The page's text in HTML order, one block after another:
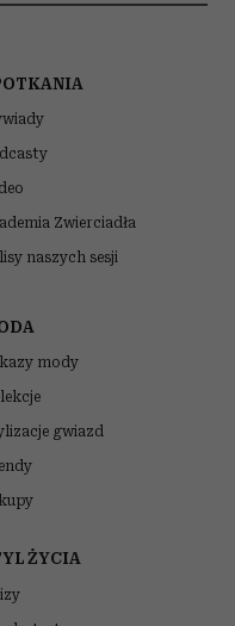
Zwierciadła
naszych sesji
mody
gwiazd
ŻYCIA